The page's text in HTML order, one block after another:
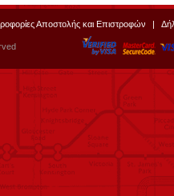
Αποστολής και Επιστροφών |